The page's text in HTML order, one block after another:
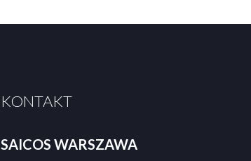
KONTAKT
SAICOS WARSZAWA